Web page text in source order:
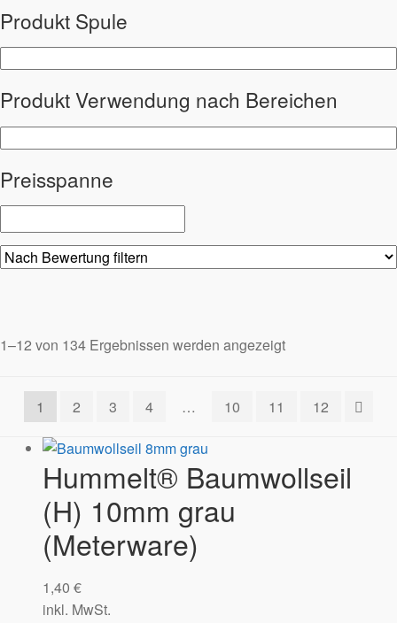
Produkt Spule
Produkt Verwendung nach Bereichen
Preisspanne
1–12 von 134 Ergebnissen werden angezeigt
1 2 3 4 … 10 11 12
Hummelt® Baumwollseil
(H) 10mm grau
(Meterware)
1,40 €
inkl. MwSt.